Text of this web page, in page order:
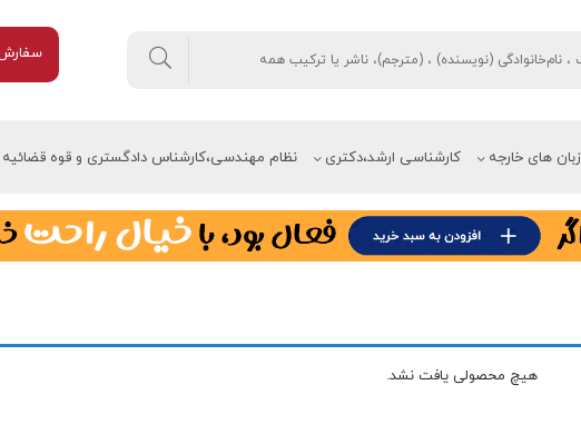
زبان های خارجه کارشناسی ارشد،دکتری نظام مهندسی،کارشناس دادگستری و قوه قضائیه
هیچ محصولی یافت نشد.